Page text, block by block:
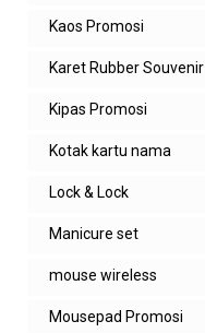
Kaos Promosi
Karet Rubber Souvenir
Kipas Promosi
Kotak kartu nama
Lock & Lock
Manicure set
mouse wireless
Mousepad Promosi